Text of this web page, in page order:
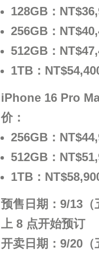
128GB：
256GB：
512GB：
1TB：
iPhone 16 Pro
价：
256GB：
512GB：
1TB：
预售日期：9/13（
上 8 点开始预订
开卖日期：9/20（